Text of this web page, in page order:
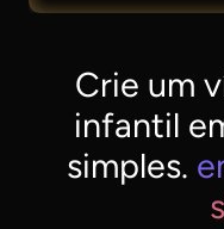
Crie um
infantil
simples.